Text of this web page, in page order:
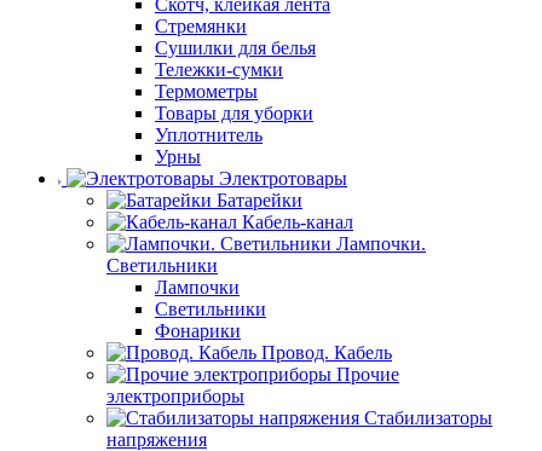
Скотч, клейкая лента
Стремянки
Сушилки для белья
Тележки-сумки
Термометры
Товары для уборки
Уплотнитель
Урны
Электротовары
Батарейки
Кабель-канал
Лампочки.
Светильники
Лампочки
Светильники
Фонарики
Провод. Кабель
Прочие
электроприборы
Стабилизаторы
напряжения